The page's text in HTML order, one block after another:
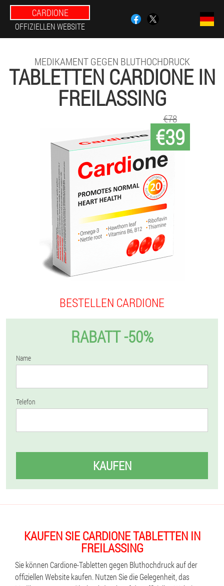
CARDIONE
OFFIZIELLEN WEBSITE
MEDIKAMENT GEGEN BLUTHOCHDRUCK
TABLETTEN CARDIONE IN
FREILASSING
€39
€78
BESTELLEN CARDIONE
RABATT -50%
Name
Telefon
KAUFEN
KAUFEN SIE CARDIONE TABLETTEN IN
FREILASSING
Sie können Cardione-Tabletten gegen Bluthochdruck auf der
offiziellen Website kaufen. Nutzen Sie die Gelegenheit, das